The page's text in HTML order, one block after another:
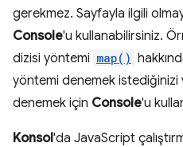
gerekmez. Sayfayla ilgili
Console'u kullanabilirsiniz.
dizisi yöntemi map()
yöntemi denemek istediğinizi
denemek için Console'u
Konsol'da JavaScript